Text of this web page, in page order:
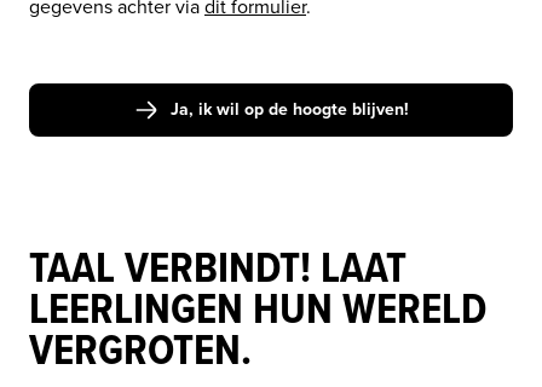
gegevens achter via dit formulier.
Ja, ik wil op de hoogte blijven!
TAAL VERBINDT! LAAT
LEERLINGEN HUN WERELD
VERGROTEN.